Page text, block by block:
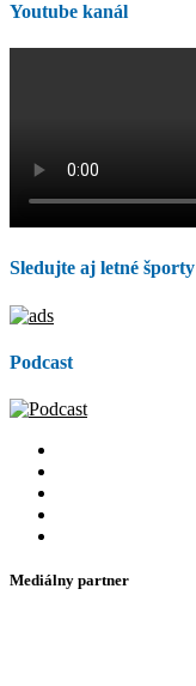
Youtube kanál
Sledujte aj letné športy
Podcast
Mediálny partner